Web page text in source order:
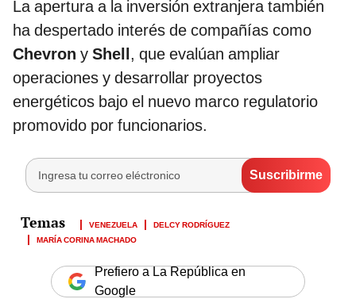
La apertura a la inversión extranjera también
ha despertado interés de compañías como
Chevron y Shell, que evalúan ampliar
operaciones y desarrollar proyectos
energéticos bajo el nuevo marco regulatorio
promovido por funcionarios.
VENEZUELA
DELCY RODRÍGUEZ
MARÍA CORINA MACHADO
Prefiero a La República en
Google